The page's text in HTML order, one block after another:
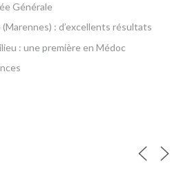
Générale
: d’excellents résultats
: une première en Médoc